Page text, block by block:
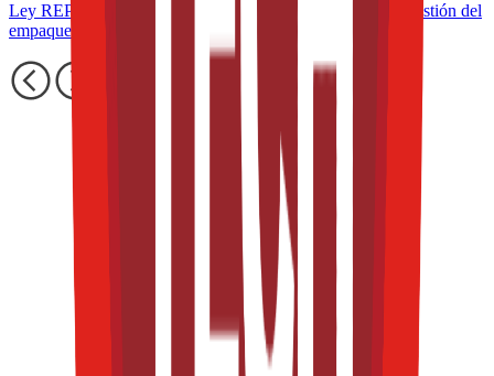
Ley REP en América Latina: cómo cambia el diseño y la gestión del
empaque alimentario